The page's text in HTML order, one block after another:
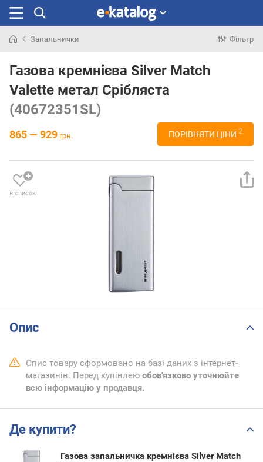
раніше
Запальнички Фільтр
Газова кремнієва Silver Match
Valette метал Срібляста
(40672351SL)
865 — 929 грн. ПОРІВНЯТИ ЦІНИ 2
в список
Опис
Опис товару сформовано на базі даних з інтернет-
магазинів. Перед купівлею обов'язково уточнюйте
всю інформацію у продавця.
Де купити?
Газова запальничка кремнієва Silver Match